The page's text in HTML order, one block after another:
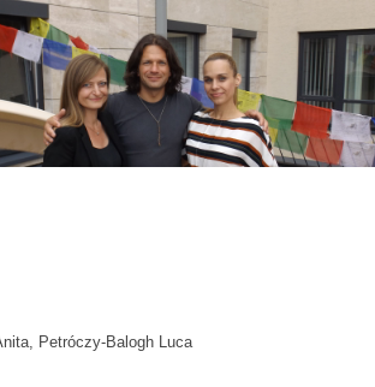
Petróczy-Balogh Luca